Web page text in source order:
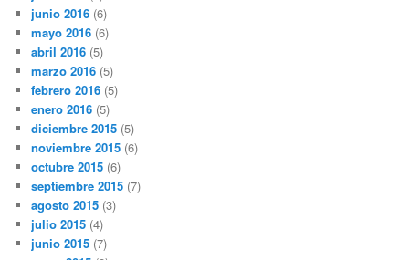
junio 2016 (6)
mayo 2016 (6)
abril 2016 (5)
marzo 2016 (5)
febrero 2016 (5)
enero 2016 (5)
diciembre 2015 (5)
noviembre 2015 (6)
octubre 2015 (6)
septiembre 2015 (7)
agosto 2015 (3)
julio 2015 (4)
junio 2015 (7)